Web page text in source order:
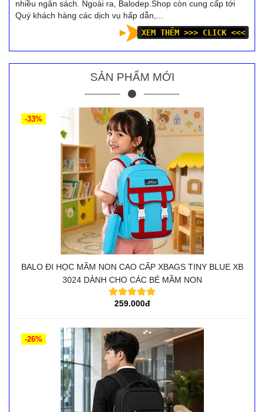
nhiều ngân sách. Ngoài ra, Balodep.Shop còn cung cấp tới
Quý khách hàng các dịch vụ hấp dẫn,...
XEM THÊM >>> CLICK <<<
SẢN PHẨM MỚI
BALO ĐI HỌC MẦM NON CAO CẤP XBAGS TINY BLUE XB
3024 DÀNH CHO CÁC BÉ MẦM NON
259.000đ
-33%
-26%